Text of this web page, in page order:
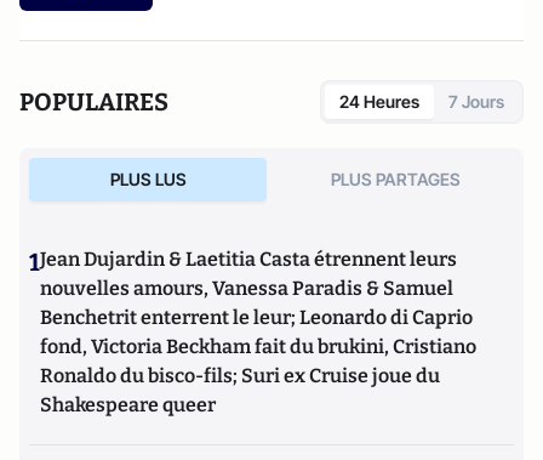
POPULAIRES 24 Heures 7 Jours
PLUS LUS PLUS PARTAGES
1Jean Dujardin & Laetitia Casta étrennent leurs
nouvelles amours, Vanessa Paradis & Samuel
Benchetrit enterrent le leur; Leonardo di Caprio
fond, Victoria Beckham fait du brukini, Cristiano
Ronaldo du bisco-fils; Suri ex Cruise joue du
Shakespeare queer